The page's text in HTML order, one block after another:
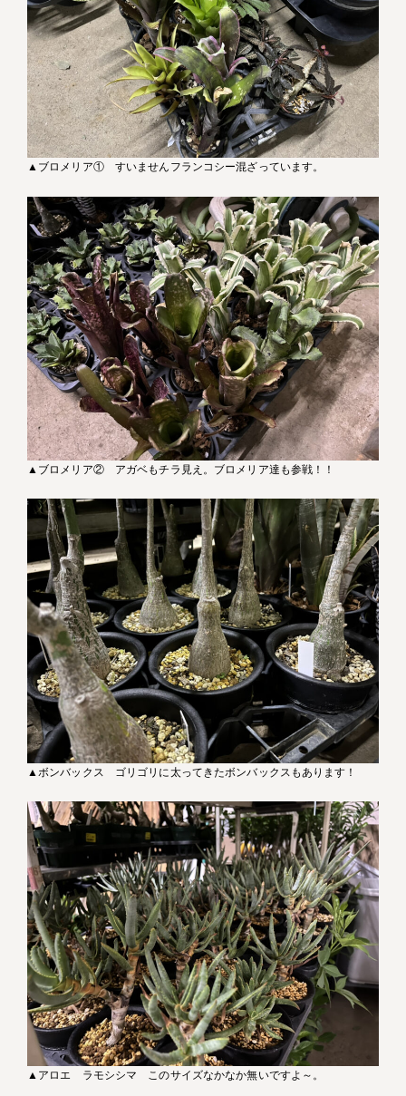
▲ブロメリア① すいませんフランコシー混ざっています。
▲ブロメリア② アガベもチラ見え。ブロメリア達も参戦！！
▲ボンバックス ゴリゴリに太ってきたボンバックスもあります！
▲アロエ ラモシシマ このサイズなかなか無いですよ～。